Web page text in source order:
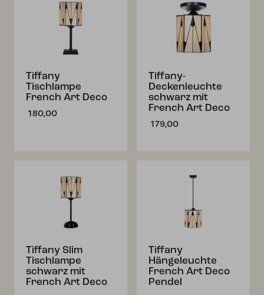
Tiffany
Tischlampe
French Art Deco
180,00
Tiffany-
Deckenleuchte
schwarz mit
French Art Deco
179,00
Tiffany Slim
Tischlampe
schwarz mit
French Art Deco
Tiffany
Hängeleuchte
French Art Deco
Pendel